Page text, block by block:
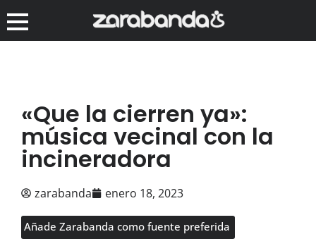
«Que la cierren ya»:
música vecinal con la
incineradora
zarabanda enero 18, 2023
Añade Zarabanda como fuente preferida